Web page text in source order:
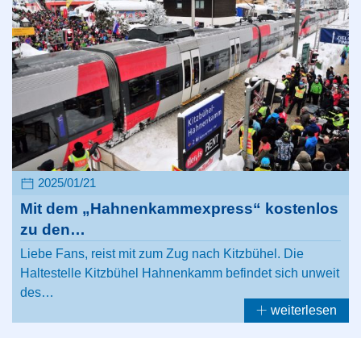
2025/01/21
Mit dem „Hahnenkammexpress“ kostenlos
zu den…
Liebe Fans, reist mit zum Zug nach Kitzbühel. Die
Haltestelle Kitzbühel Hahnenkamm befindet sich unweit
des…
weiterlesen